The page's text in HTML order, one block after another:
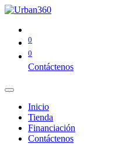
0
0
Contáctenos
Inicio
Tienda
Financiación
Contáctenos